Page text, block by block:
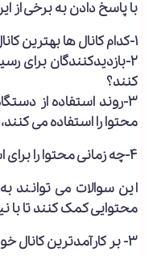
با پاسخ دادن به برخی از
۱-کدام کانال ها بهترین کانال های خرید هستند؟
۲-بازدیدکنندگان
کنند؟
۳-روند استفاده از
محتوا را استفاده می
۴-چه زمانی محتوا را برای استفاده منتشر کنیم؟
این سوالات می توانند
محتوایی کمک کنند تا با
۳- بر کارآمدترین کانال خود تمرکز کنید